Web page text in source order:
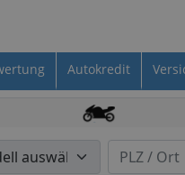
Autokredit